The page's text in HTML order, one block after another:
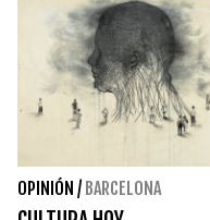
OPINIÓN / BARCELONA